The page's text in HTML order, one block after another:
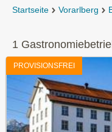
Startseite Vorarlberg
1
PROVISIONSFREI